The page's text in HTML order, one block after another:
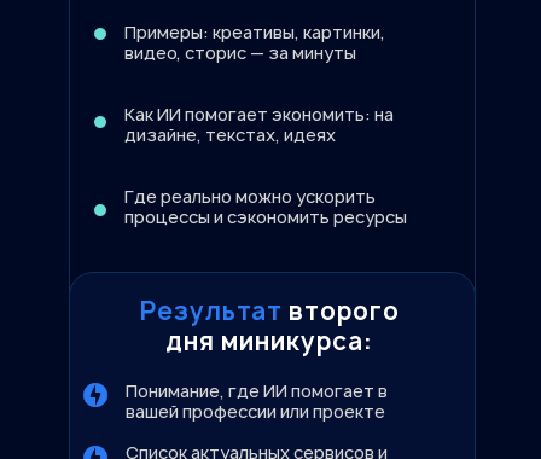
Понимание, где ИИ помогает в
вашей профессии или проекте
Список актуальных сервисов и
Примеры: креативы, картинки,
видео, сторис — за минуты
Как ИИ помогает экономить: на
дизайне, текстах, идеях
Где реально можно ускорить
процессы и сэкономить ресурсы
Результат второго
дня миникурса: